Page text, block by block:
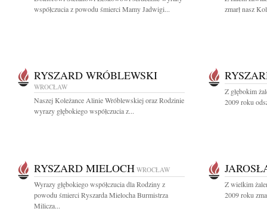
współczucia z powodu śmierci Mamy Jadwigi...
zmarł nasz
RYSZARD WRÓBLEWSKI
WROCŁAW
Naszej Koleżance Alinie Wróblewskiej oraz Rodzinie
wyrazy głębokiego współczucia z...
Z głębokim
2009 roku
RYSZARD MIELOCH WROCŁAW
Wyrazy głębokiego współczucia dla Rodziny z
powodu śmierci Ryszarda Mielocha Burmistrza
Milicza...
Z wielkim
2009 roku